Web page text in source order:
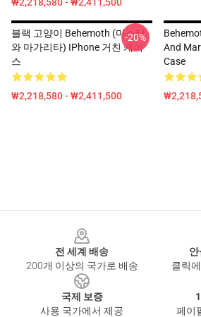
블랙 고양이 Behemoth (마스터
와 마가리타) IPhone 거친 케이
스
₩2,218,580 - ₩2,411,500
-20%
And
Case
전 세계 배송
200개 이상의 국가로 배송
클릭
국제 보증
사용 국가에서 제공
페이